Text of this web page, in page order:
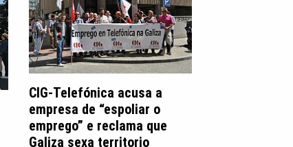
CIG-Telefónica acusa a
empresa de “espoliar o
emprego” e reclama que
Galiza sexa territorio